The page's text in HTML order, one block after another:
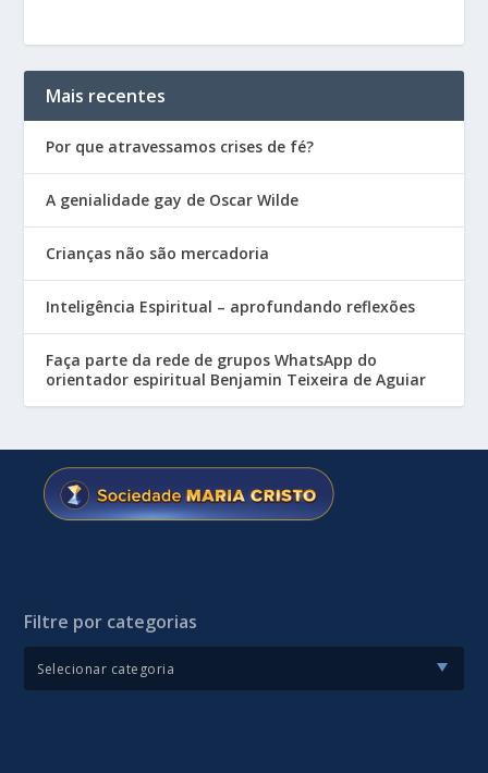
Mais recentes
Por que atravessamos crises de fé?
A genialidade gay de Oscar Wilde
Crianças não são mercadoria
Inteligência Espiritual – aprofundando reflexões
Faça parte da rede de grupos WhatsApp do
orientador espiritual Benjamin Teixeira de Aguiar
Filtre por categorias